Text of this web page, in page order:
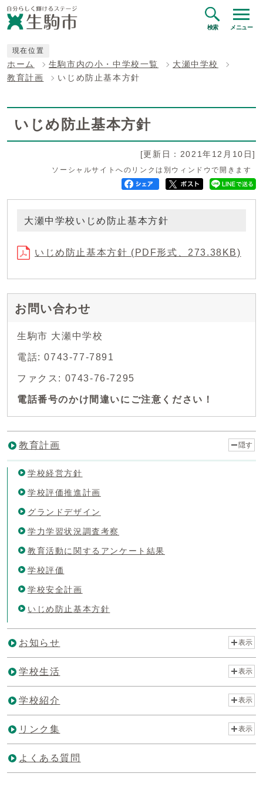
検索 メニュー
現在位置
ホーム 生駒市内の小・中学校一覧
大瀬中学校
教育計画
いじめ防止基本方針
いじめ防止基本方針
[更新日：2021年12月10日]
ソーシャルサイトへのリンクは別ウィンドウで開きます
大瀬中学校いじめ防止基本方針
いじめ防止基本方針 (PDF形式、273.38KB)
お問い合わせ
生駒市 大瀬中学校
電話: 0743-77-7891
ファクス: 0743-76-7295
電話番号のかけ間違いにご注意ください！
教育計画 隠す
学校経営方針
学校評価推進計画
グランドデザイン
学力学習状況調査考察
教育活動に関するアンケート結果
学校評価
学校安全計画
いじめ防止基本方針
お知らせ 表示
学校生活 表示
学校紹介 表示
リンク集 表示
よくある質問